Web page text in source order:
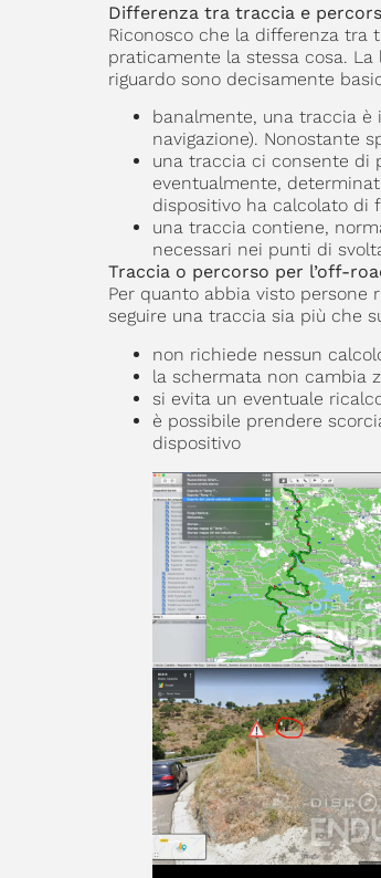
Differenza tra traccia e
Riconosco che la differenza tra
praticamente la stessa cosa.
riguardo sono decisamente
banalmente, una traccia è
navigazione). Nonostante
una traccia ci consente di
eventualmente,
dispositivo ha calcolato di
una traccia contiene,
necessari nei punti di
Traccia o percorso per l’off-
Per quanto abbia visto persone
seguire una traccia sia più che
non richiede nessun
la schermata non cambia
si evita un eventuale
è possibile prendere
dispositivo